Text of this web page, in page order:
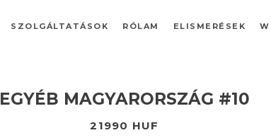
SZOLGÁLTATÁSOK RÓLAM ELISMERÉSEK
EGYÉB MAGYARORSZÁG #10
21990 HUF